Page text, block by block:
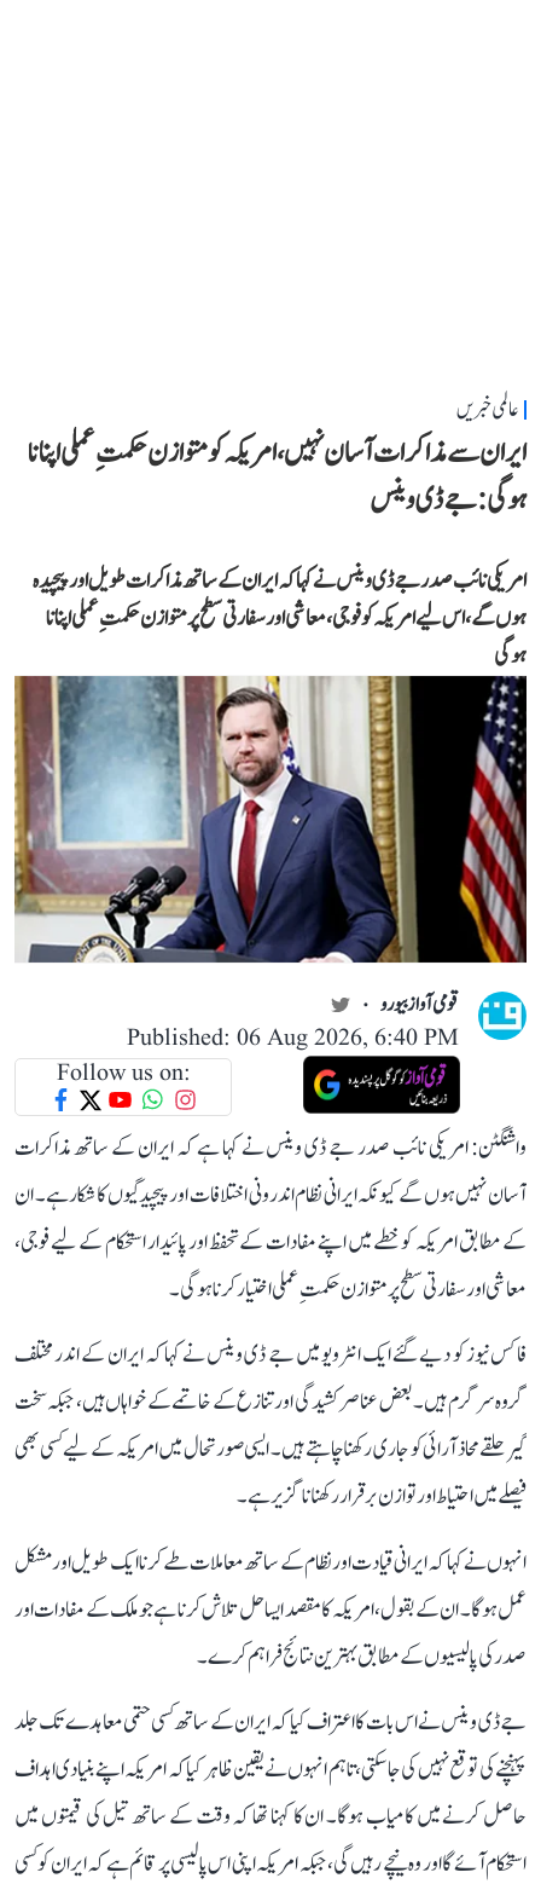
عالمی خبریں
ایران سے مذاکرات آسان نہیں، امریکہ کو متوازن حکمتِ عملی اپنانا
ہوگی: جے ڈی وینس
امریکی نائب صدر جے ڈی وینس نے کہا کہ ایران کے ساتھ مذاکرات طویل اور پیچیدہ
ہوں گے، اس لیے امریکہ کو فوجی، معاشی اور سفارتی سطح پر متوازن حکمتِ عملی اپنانا
ہوگی
قومی آواز بیورو
Published: 06 Aug 2026, 6:40 PM
Follow us on:
واشنگٹن: امریکی نائب صدر جے ڈی وینس نے کہا ہے کہ ایران کے ساتھ مذاکرات
آسان نہیں ہوں گے کیونکہ ایرانی نظام اندرونی اختلافات اور پیچیدگیوں کا شکار ہے۔ ان
کے مطابق امریکہ کو خطے میں اپنے مفادات کے تحفظ اور پائیدار استحکام کے لیے فوجی،
معاشی اور سفارتی سطح پر متوازن حکمتِ عملی اختیار کرنا ہوگی۔
فاکس نیوز کو دیے گئے ایک انٹرویو میں جے ڈی وینس نے کہا کہ ایران کے اندر مختلف
گروہ سرگرم ہیں۔ بعض عناصر کشیدگی اور تنازع کے خاتمے کے خواہاں ہیں، جبکہ سخت
گیر حلقے محاذ آرائی کو جاری رکھنا چاہتے ہیں۔ ایسی صورتحال میں امریکہ کے لیے کسی بھی
فیصلے میں احتیاط اور توازن برقرار رکھنا ناگزیر ہے۔
انہوں نے کہا کہ ایرانی قیادت اور نظام کے ساتھ معاملات طے کرنا ایک طویل اور مشکل
عمل ہوگا۔ ان کے بقول، امریکہ کا مقصد ایسا حل تلاش کرنا ہے جو ملک کے مفادات اور
صدر کی پالیسیوں کے مطابق بہترین نتائج فراہم کرے۔
جے ڈی وینس نے اس بات کا اعتراف کیا کہ ایران کے ساتھ کسی حتمی معاہدے تک جلد
پہنچنے کی توقع نہیں کی جا سکتی، تاہم انہوں نے یقین ظاہر کیا کہ امریکہ اپنے بنیادی اہداف
حاصل کرنے میں کامیاب ہوگا۔ ان کا کہنا تھا کہ وقت کے ساتھ تیل کی قیمتوں میں
استحکام آئے گا اور وہ نیچے رہیں گی، جبکہ امریکہ اپنی اس پالیسی پر قائم ہے کہ ایران کو کسی